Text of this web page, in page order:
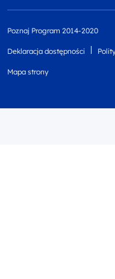
Poznaj Program 2014-2020
Deklaracja dostępności
Mapa strony